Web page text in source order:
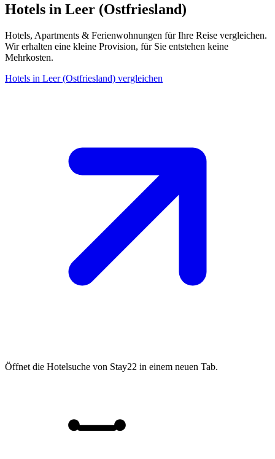
Hotels in Leer (Ostfriesland)
Hotels, Apartments & Ferienwohnungen für Ihre Reise vergleichen.
Wir erhalten eine kleine Provision, für Sie entstehen keine
Mehrkosten.
Hotels in Leer (Ostfriesland) vergleichen
Öffnet die Hotelsuche von Stay22 in einem neuen Tab.